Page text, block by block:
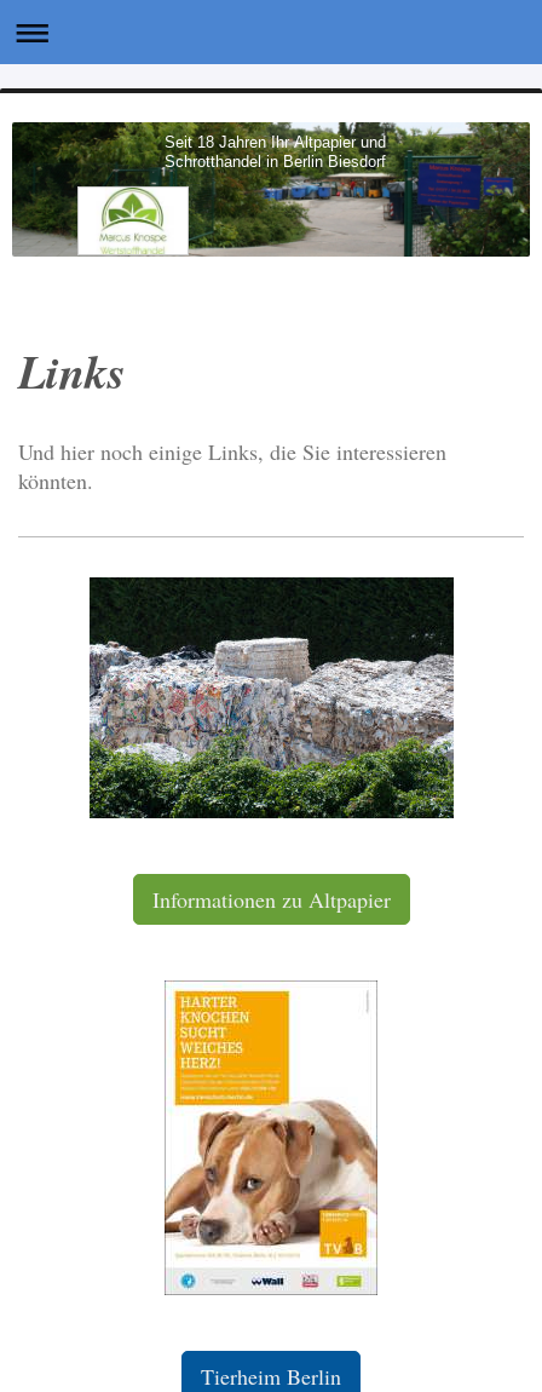
Seit 18 Jahren Ihr Altpapier und
Schrotthandel in Berlin Biesdorf
Links
Und hier noch einige Links, die Sie interessieren
könnten.
Informationen zu Altpapier
Tierheim Berlin